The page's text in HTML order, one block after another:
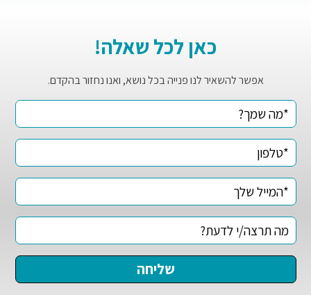
כאן לכל שאלה!
אפשר להשאיר לנו פנייה בכל נושא, ואנו נחזור בהקדם.